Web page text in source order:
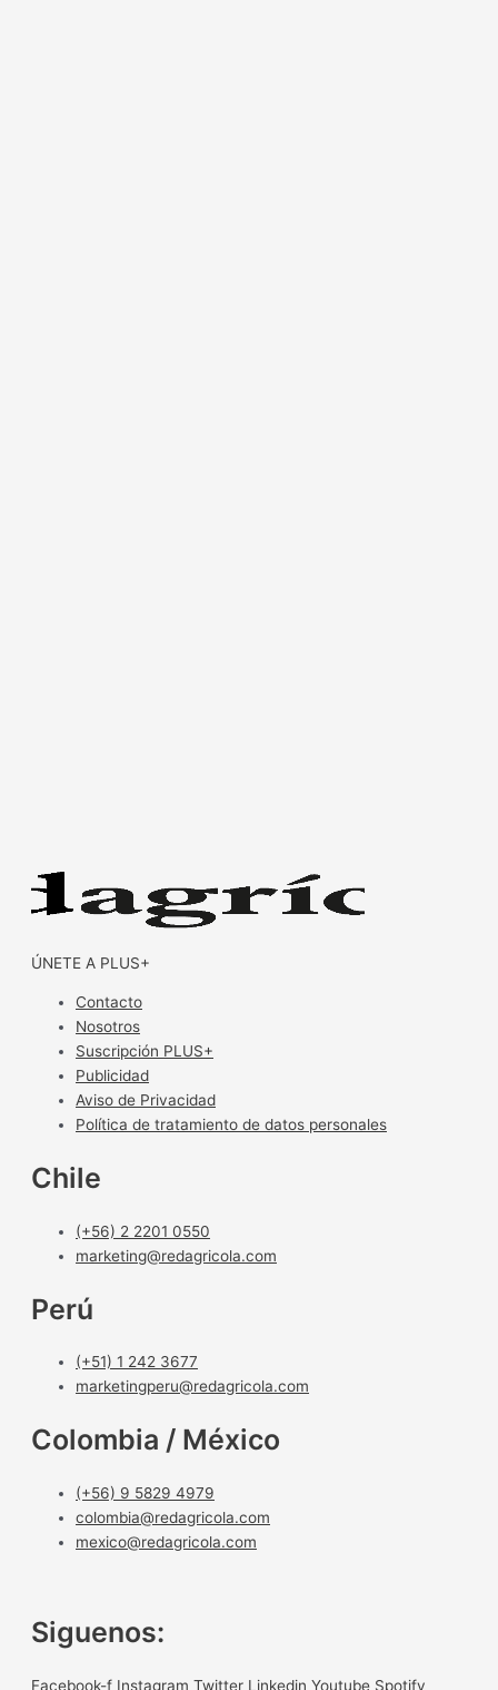
ÚNETE A PLUS+
Contacto
Nosotros
Suscripción PLUS+
Publicidad
Aviso de Privacidad
Política de tratamiento de datos personales
Chile
(+56) 2 2201 0550
marketing@redagricola.com
Perú
(+51) 1 242 3677
marketingperu@redagricola.com
Colombia / México
(+56) 9 5829 4979
colombia@redagricola.com
mexico@redagricola.com
Siguenos:
Facebook-f Instagram Twitter Linkedin Youtube Spotify